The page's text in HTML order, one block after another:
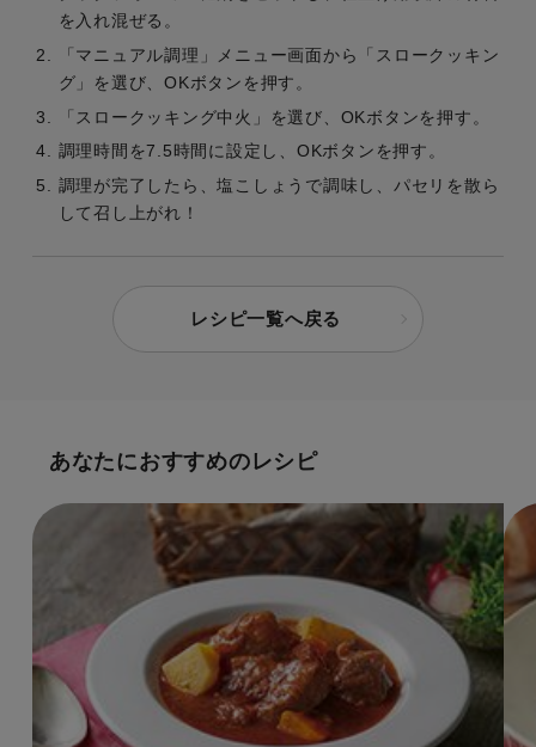
を入れ混ぜる。
「マニュアル調理」メニュー画面から「スロークッキン
グ」を選び、OKボタンを押す。
「スロークッキング中火」を選び、OKボタンを押す。
調理時間を7.5時間に設定し、OKボタンを押す。
調理が完了したら、塩こしょうで調味し、パセリを散ら
して召し上がれ！
レシピ一覧へ戻る
あなたにおすすめのレシピ